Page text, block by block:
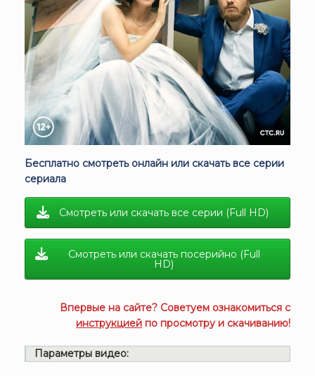
Бесплатно смотреть онлайн или скачать все серии
сериала
Смотреть или скачать все серии (Full HD)
Смотреть или скачать посерийно (Full
HD)
Впервые на сайте? Советуем ознакомиться с
инструкцией по просмотру и скачиванию!
Параметры видео: